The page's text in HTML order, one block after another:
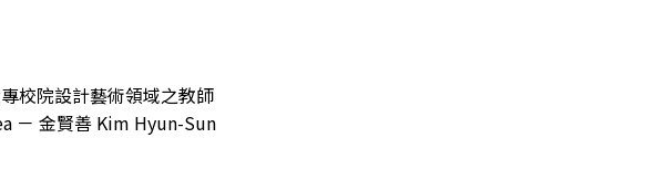
校院設計藝術領域之教師
－ 金賢善 Kim Hyun-Sun